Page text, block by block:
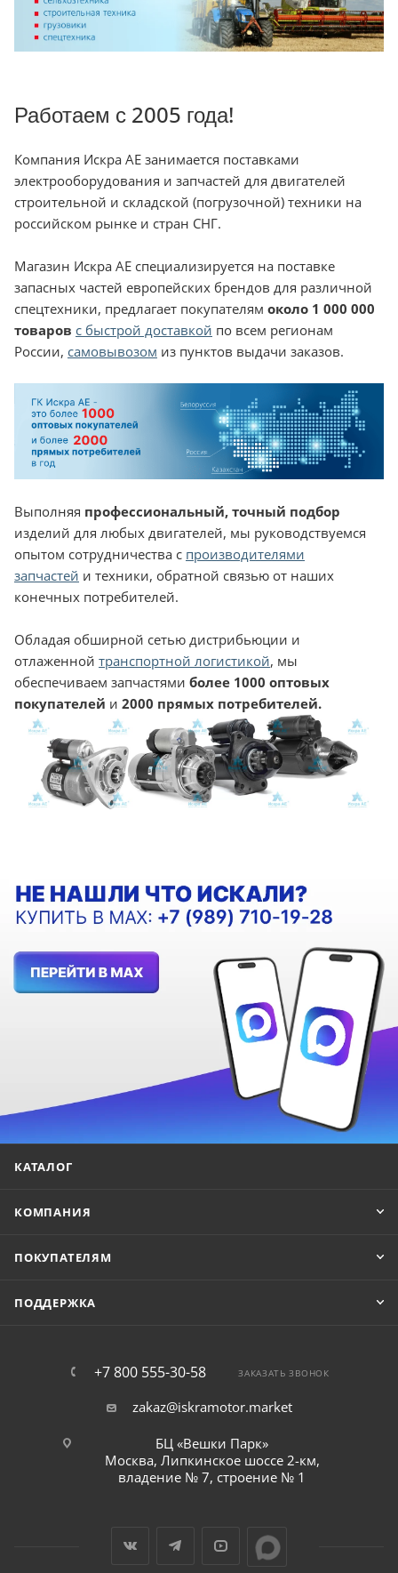
Работаем с 2005 года!
Компания Искра АЕ занимается поставками
электрооборудования и запчастей для двигателей
строительной и складской (погрузочной) техники на
российском рынке и стран СНГ.
Магазин Искра АЕ специализируется на поставке
запасных частей европейских брендов для различной
спецтехники, предлагает покупателям около 1 000 000
товаров с быстрой доставкой по всем регионам
России, самовывозом из пунктов выдачи заказов.
Выполняя профессиональный, точный подбор
изделий для любых двигателей, мы руководствуемся
опытом сотрудничества с производителями
запчастей и техники, обратной связью от наших
конечных потребителей.
Обладая обширной сетью дистрибьюции и
отлаженной транспортной логистикой, мы
обеспечиваем запчастями более 1000 оптовых
покупателей и 2000 прямых потребителей.
КАТАЛОГ
КОМПАНИЯ
ПОКУПАТЕЛЯМ
ПОДДЕРЖКА
+7 800 555-30-58 ЗАКАЗАТЬ ЗВОНОК
zakaz@iskramotor.market
БЦ «Вешки Парк»
Москва, Липкинское шоссе 2-км,
владение № 7, строение № 1